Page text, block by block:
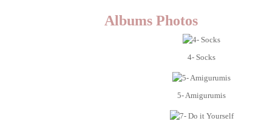
Albums Photos
4- Socks
5- Amigurumis